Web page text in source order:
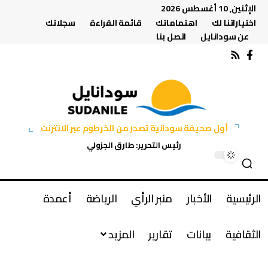
الإثنين, 10 أغسطس 2026
اختياراتنا لك
اهتماماتك قائمة القراءة
سجلاتك
عن سودانايل
اتصل بنا
أول صحيفة سودانية تصدر من الخرطوم عبر الانترنت
رئيس التحرير: طارق الجزولي
الرئيسية الأخبار منبر الرأي الرياضة
أعمدة
الثقافية
بيانات تقارير المزيد